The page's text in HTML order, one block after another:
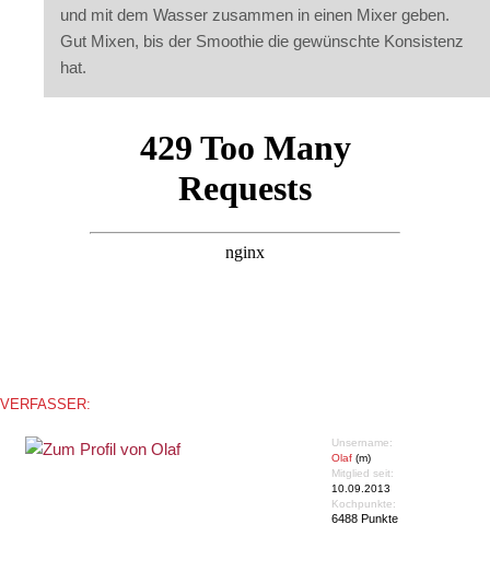
und mit dem Wasser zusammen in einen Mixer geben.
Gut Mixen, bis der Smoothie die gewünschte Konsistenz
hat.
VERFASSER:
Unsername:
Olaf (m)
Mitglied seit:
10.09.2013
Kochpunkte:
6488 Punkte